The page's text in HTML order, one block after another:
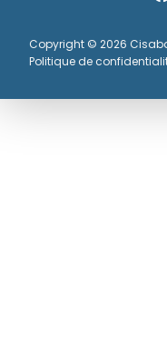
Copyright © 2026
Politique de